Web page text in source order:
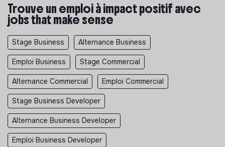
Trouve un emploi à impact positif avec
jobs that make sense
Stage Business Alternance Business
Emploi Business Stage Commercial
Alternance Commercial Emploi Commercial
Stage Business Developer
Alternance Business Developer
Emploi Business Developer